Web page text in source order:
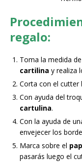
regalo:
Toma la medida
cartilina y realiza
Corta con el cutter
Con ayuda del
cartulina.
Con la ayuda de
envejecer los
Marca sobre el
pasarás luego el